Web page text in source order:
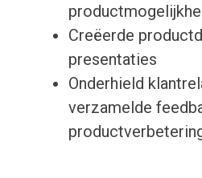
Creëerde
presentaties
Onderhield
verzamelde